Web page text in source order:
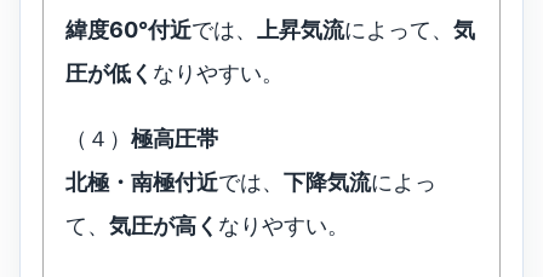
緯度60°付近では、 上昇気流によって、 気
圧が低く なりやすい。
（４） 極高圧帯
北極・南極付近では、 下降気流によっ
て、 気圧が高く なりやすい。